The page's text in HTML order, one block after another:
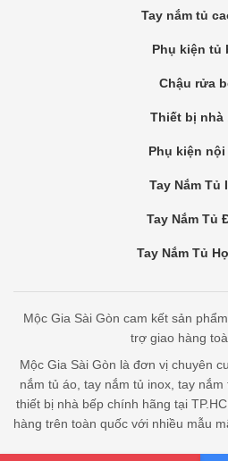
Tay nắm tủ
Phụ kiện tủ
Chậu rửa
Thiết bị nhà
Phụ kiện
Tay Nắm Tủ
Tay Nắm Tủ
Tay Nắm Tủ
Mộc Gia Sài Gòn cam kết sản
trợ giao hàng
Mộc Gia Sài Gòn là đơn vị chuyên
nắm tủ áo, tay nắm tủ inox, tay
thiết bị nhà bếp chính hãng tại
hàng trên toàn quốc với nhiều mẫu